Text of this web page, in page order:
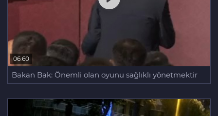
06:60
Bakan Bak: Önemli olan oyunu sağlıklı yönetmektir